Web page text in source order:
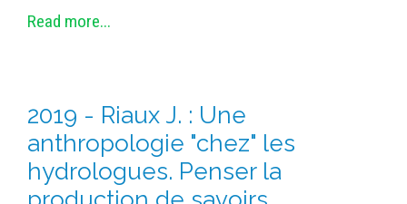
Read more...
2019 - Riaux J. : Une
anthropologie "chez" les
hydrologues. Penser la